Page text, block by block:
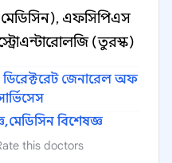
এফসিপিএস
(তুরস্ক)
ডিরেক্টরেট জেনারেল অফ
মেডিসিন বিশেষজ্ঞ
this doctors